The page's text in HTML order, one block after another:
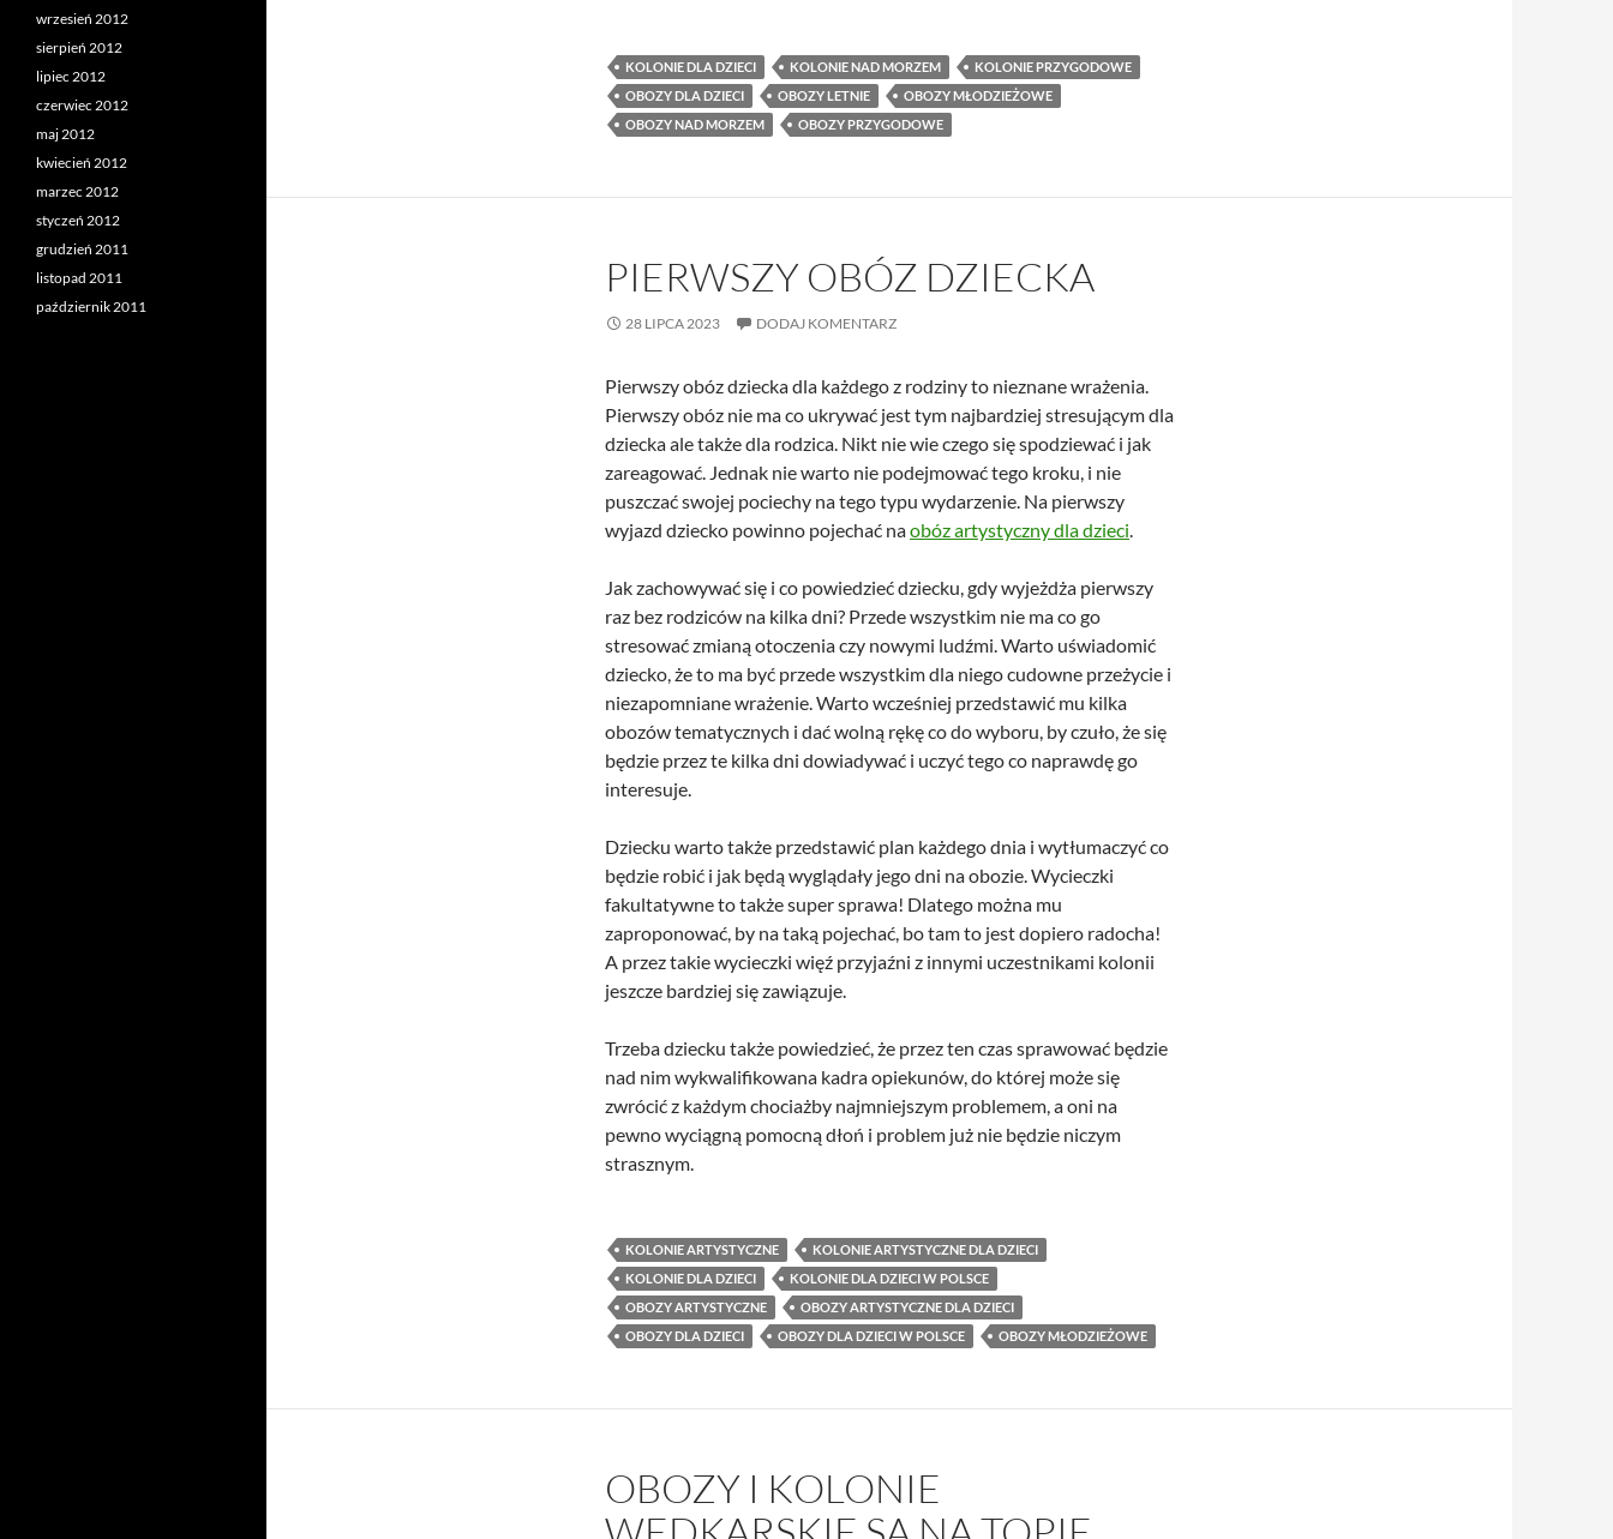
KOLONIE DLA DZIECI KOLONIE NAD MORZEM
KOLONIE PRZYGODOWE
OBOZY DLA DZIECI
OBOZY LETNIE
OBOZY MŁODZIEŻOWE
OBOZY NAD MORZEM
OBOZY PRZYGODOWE
PIERWSZY OBÓZ DZIECKA
28 LIPCA 2023 DODAJ KOMENTARZ
Pierwszy obóz dziecka dla każdego z rodziny to nieznane wrażenia.
Pierwszy obóz nie ma co ukrywać jest tym najbardziej stresującym dla
dziecka ale także dla rodzica. Nikt nie wie czego się spodziewać i jak
zareagować. Jednak nie warto nie podejmować tego kroku, i nie
puszczać swojej pociechy na tego typu wydarzenie. Na pierwszy
wyjazd dziecko powinno pojechać naobóz artystyczny dla dzieci.
Jak zachowywać się i co powiedzieć dziecku, gdy wyjeżdża pierwszy
raz bez rodziców na kilka dni? Przede wszystkim nie ma co go
stresować zmianą otoczenia czy nowymi ludźmi. Warto uświadomić
dziecko, że to ma być przede wszystkim dla niego cudowne przeżycie i
niezapomniane wrażenie. Warto wcześniej przedstawić mu kilka
obozów tematycznych i dać wolną rękę co do wyboru, by czuło, że się
będzie przez te kilka dni dowiadywać i uczyć tego co naprawdę go
interesuje.
Dziecku warto także przedstawić plan każdego dnia i wytłumaczyć co
będzie robić i jak będą wyglądały jego dni na obozie. Wycieczki
fakultatywne to także super sprawa! Dlatego można mu
zaproponować, by na taką pojechać, bo tam to jest dopiero radocha!
A przez takie wycieczki więź przyjaźni z innymi uczestnikami kolonii
jeszcze bardziej się zawiązuje.
Trzeba dziecku także powiedzieć, że przez ten czas sprawować będzie
nad nim wykwalifikowana kadra opiekunów, do której może się
zwrócić z każdym chociażby najmniejszym problemem, a oni na
pewno wyciągną pomocną dłoń i problem już nie będzie niczym
strasznym.
KOLONIE ARTYSTYCZNE
KOLONIE ARTYSTYCZNE DLA DZIECI
KOLONIE DLA DZIECI
KOLONIE DLA DZIECI W POLSCE
OBOZY ARTYSTYCZNE
OBOZY ARTYSTYCZNE DLA DZIECI
OBOZY DLA DZIECI
OBOZY DLA DZIECI W POLSCE OBOZY MŁODZIEŻOWE
OBOZY I KOLONIE
wrzesień 2012
sierpień 2012
lipiec 2012
czerwiec 2012
maj 2012
kwiecień 2012
marzec 2012
styczeń 2012
grudzień 2011
listopad 2011
październik 2011